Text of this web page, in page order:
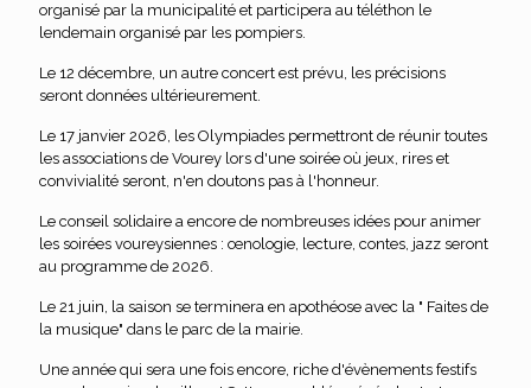
organisé par la municipalité et participera au téléthon le
lendemain organisé par les pompiers.
Le 12 décembre, un autre concert est prévu, les précisions
seront données ultérieurement.
Le 17 janvier 2026, les Olympiades permettront de réunir toutes
les associations de Vourey lors d'une soirée où jeux, rires et
convivialité seront, n'en doutons pas à l'honneur.
Le conseil solidaire a encore de nombreuses idées pour animer
les soirées voureysiennes : œnologie, lecture, contes, jazz seront
au programme de 2026.
Le 21 juin, la saison se terminera en apothéose avec la " Faites de
la musique" dans le parc de la mairie.
Une année qui sera une fois encore, riche d'évènements festifs